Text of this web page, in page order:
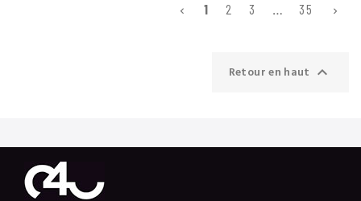
 1 2 3 … 35 
Retour en haut 